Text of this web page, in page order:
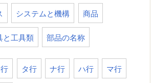
システムと機構 商品
と工具類 部品の名称
タ行 ナ行 ハ行 マ行